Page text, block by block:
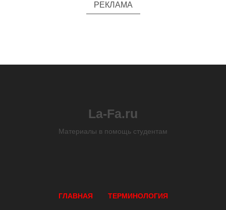
РЕКЛАМА
La-Fa.ru
Материалы в помощь студентам
ГЛАВНАЯ ТЕРМИНОЛОГИЯ